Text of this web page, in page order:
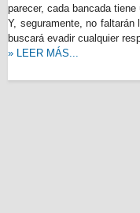
parecer, cada bancada
Y, seguramente, no
buscará evadir cualquier
» LEER MÁS...